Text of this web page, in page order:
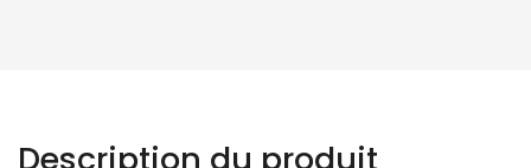
Description du produit